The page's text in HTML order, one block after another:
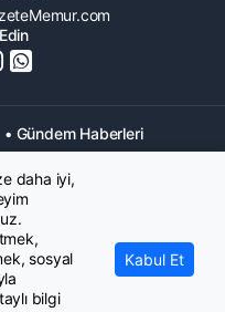
• Gündem Haberleri
• KPSS Haberleri
• Eğitim Haberleri
• Maaş Verileri Haberleri
daha iyi,
sosyal
bilgi
Kabul Et